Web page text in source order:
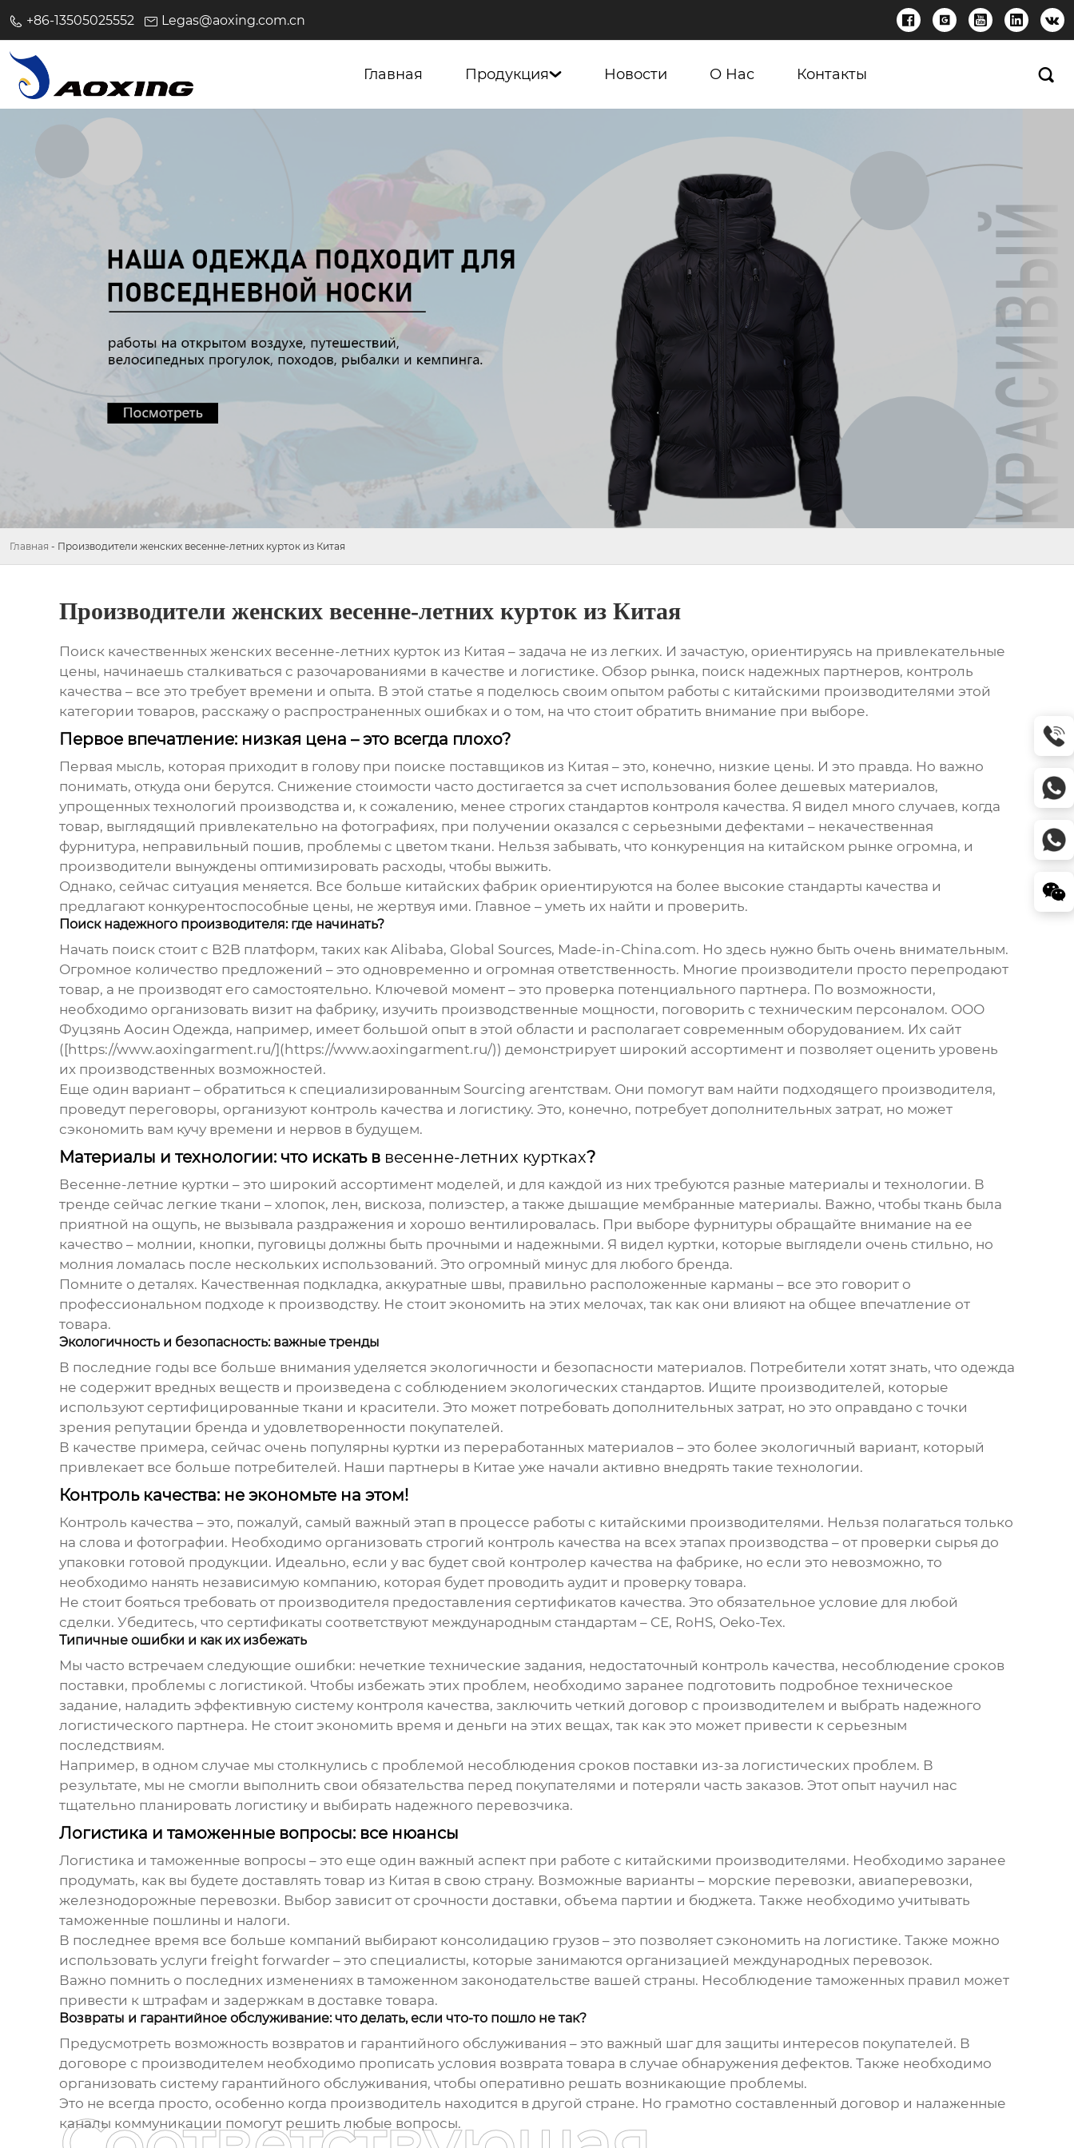
+86-13505025552 Legas@aoxing.com.cn     
Главная Продукция Новости О Нас Контакты 
Главная - Производители женских весенне-летних курток из Китая
Производители женских весенне-летних курток из Китая
Поиск качественных женских весенне-летних курток из Китая – задача не из легких. И зачастую, ориентируясь на привлекательные
цены, начинаешь сталкиваться с разочарованиями в качестве и логистике. Обзор рынка, поиск надежных партнеров, контроль
качества – все это требует времени и опыта. В этой статье я поделюсь своим опытом работы с китайскими производителями этой
категории товаров, расскажу о распространенных ошибках и о том, на что стоит обратить внимание при выборе.
Первое впечатление: низкая цена – это всегда плохо?
Первая мысль, которая приходит в голову при поиске поставщиков из Китая – это, конечно, низкие цены. И это правда. Но важно
понимать, откуда они берутся. Снижение стоимости часто достигается за счет использования более дешевых материалов,
упрощенных технологий производства и, к сожалению, менее строгих стандартов контроля качества. Я видел много случаев, когда
товар, выглядящий привлекательно на фотографиях, при получении оказался с серьезными дефектами – некачественная
фурнитура, неправильный пошив, проблемы с цветом ткани. Нельзя забывать, что конкуренция на китайском рынке огромна, и
производители вынуждены оптимизировать расходы, чтобы выжить.
Однако, сейчас ситуация меняется. Все больше китайских фабрик ориентируются на более высокие стандарты качества и
предлагают конкурентоспособные цены, не жертвуя ими. Главное – уметь их найти и проверить.
Поиск надежного производителя: где начинать?
Начать поиск стоит с B2B платформ, таких как Alibaba, Global Sources, Made-in-China.com. Но здесь нужно быть очень внимательным.
Огромное количество предложений – это одновременно и огромная ответственность. Многие производители просто перепродают
товар, а не производят его самостоятельно. Ключевой момент – это проверка потенциального партнера. По возможности,
необходимо организовать визит на фабрику, изучить производственные мощности, поговорить с техническим персоналом. ООО
Фуцзянь Аосин Одежда, например, имеет большой опыт в этой области и располагает современным оборудованием. Их сайт
([https://www.aoxingarment.ru/](https://www.aoxingarment.ru/)) демонстрирует широкий ассортимент и позволяет оценить уровень
их производственных возможностей.
Еще один вариант – обратиться к специализированным Sourcing агентствам. Они помогут вам найти подходящего производителя,
проведут переговоры, организуют контроль качества и логистику. Это, конечно, потребует дополнительных затрат, но может
сэкономить вам кучу времени и нервов в будущем.
Материалы и технологии: что искать в весенне-летних куртках?
Весенне-летние куртки – это широкий ассортимент моделей, и для каждой из них требуются разные материалы и технологии. В
тренде сейчас легкие ткани – хлопок, лен, вискоза, полиэстер, а также дышащие мембранные материалы. Важно, чтобы ткань была
приятной на ощупь, не вызывала раздражения и хорошо вентилировалась. При выборе фурнитуры обращайте внимание на ее
качество – молнии, кнопки, пуговицы должны быть прочными и надежными. Я видел куртки, которые выглядели очень стильно, но
молния ломалась после нескольких использований. Это огромный минус для любого бренда.
Помните о деталях. Качественная подкладка, аккуратные швы, правильно расположенные карманы – все это говорит о
профессиональном подходе к производству. Не стоит экономить на этих мелочах, так как они влияют на общее впечатление от
товара.
Экологичность и безопасность: важные тренды
В последние годы все больше внимания уделяется экологичности и безопасности материалов. Потребители хотят знать, что одежда
не содержит вредных веществ и произведена с соблюдением экологических стандартов. Ищите производителей, которые
используют сертифицированные ткани и красители. Это может потребовать дополнительных затрат, но это оправдано с точки
зрения репутации бренда и удовлетворенности покупателей.
В качестве примера, сейчас очень популярны куртки из переработанных материалов – это более экологичный вариант, который
привлекает все больше потребителей. Наши партнеры в Китае уже начали активно внедрять такие технологии.
Контроль качества: не экономьте на этом!
Контроль качества – это, пожалуй, самый важный этап в процессе работы с китайскими производителями. Нельзя полагаться только
на слова и фотографии. Необходимо организовать строгий контроль качества на всех этапах производства – от проверки сырья до
упаковки готовой продукции. Идеально, если у вас будет свой контролер качества на фабрике, но если это невозможно, то
необходимо нанять независимую компанию, которая будет проводить аудит и проверку товара.
Не стоит бояться требовать от производителя предоставления сертификатов качества. Это обязательное условие для любой
сделки. Убедитесь, что сертификаты соответствуют международным стандартам – CE, RoHS, Oeko-Tex.
Типичные ошибки и как их избежать
Мы часто встречаем следующие ошибки: нечеткие технические задания, недостаточный контроль качества, несоблюдение сроков
поставки, проблемы с логистикой. Чтобы избежать этих проблем, необходимо заранее подготовить подробное техническое
задание, наладить эффективную систему контроля качества, заключить четкий договор с производителем и выбрать надежного
логистического партнера. Не стоит экономить время и деньги на этих вещах, так как это может привести к серьезным
последствиям.
Например, в одном случае мы столкнулись с проблемой несоблюдения сроков поставки из-за логистических проблем. В
результате, мы не смогли выполнить свои обязательства перед покупателями и потеряли часть заказов. Этот опыт научил нас
тщательно планировать логистику и выбирать надежного перевозчика.
Логистика и таможенные вопросы: все нюансы
Логистика и таможенные вопросы – это еще один важный аспект при работе с китайскими производителями. Необходимо заранее
продумать, как вы будете доставлять товар из Китая в свою страну. Возможные варианты – морские перевозки, авиаперевозки,
железнодорожные перевозки. Выбор зависит от срочности доставки, объема партии и бюджета. Также необходимо учитывать
таможенные пошлины и налоги.
В последнее время все больше компаний выбирают консолидацию грузов – это позволяет сэкономить на логистике. Также можно
использовать услуги freight forwarder – это специалисты, которые занимаются организацией международных перевозок.
Важно помнить о последних изменениях в таможенном законодательстве вашей страны. Несоблюдение таможенных правил может
привести к штрафам и задержкам в доставке товара.
Возвраты и гарантийное обслуживание: что делать, если что-то пошло не так?
Предусмотреть возможность возвратов и гарантийного обслуживания – это важный шаг для защиты интересов покупателей. В
договоре с производителем необходимо прописать условия возврата товара в случае обнаружения дефектов. Также необходимо
организовать систему гарантийного обслуживания, чтобы оперативно решать возникающие проблемы.
Это не всегда просто, особенно когда производитель находится в другой стране. Но грамотно составленный договор и налаженные
каналы коммуникации помогут решить любые вопросы.